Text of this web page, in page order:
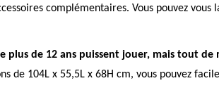
complémentaires. Vous pouvez vous
de 12 ans puissent jouer, mais tout de
de 104L x 55,5L x 68H cm, vous pouvez